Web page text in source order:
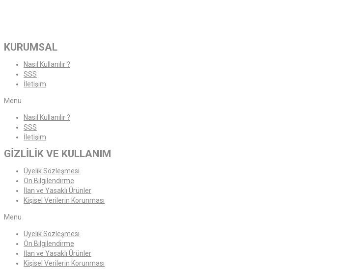
KURUMSAL
Nasıl Kullanılır ?
SSS
İletişim
Menu
Nasıl Kullanılır ?
SSS
İletişim
GİZLİLİK VE KULLANIM
Üyelik Sözleşmesi
Ön Bilgilendirme
İlan ve Yasaklı Ürünler
Kişisel Verilerin Korunması
Menu
Üyelik Sözleşmesi
Ön Bilgilendirme
İlan ve Yasaklı Ürünler
Kişisel Verilerin Korunması